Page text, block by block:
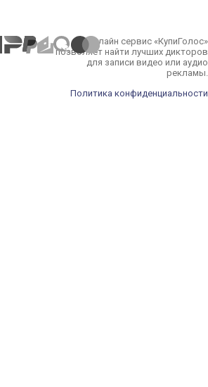
Онлайн сервис «КупиГолос»
позволяет найти лучших дикторов
для записи видео или аудио
рекламы.
Политика конфиденциальности